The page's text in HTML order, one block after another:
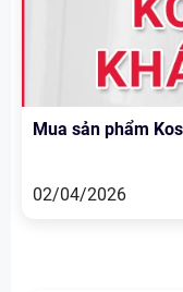
Mua sản phẩm
02/04/2026